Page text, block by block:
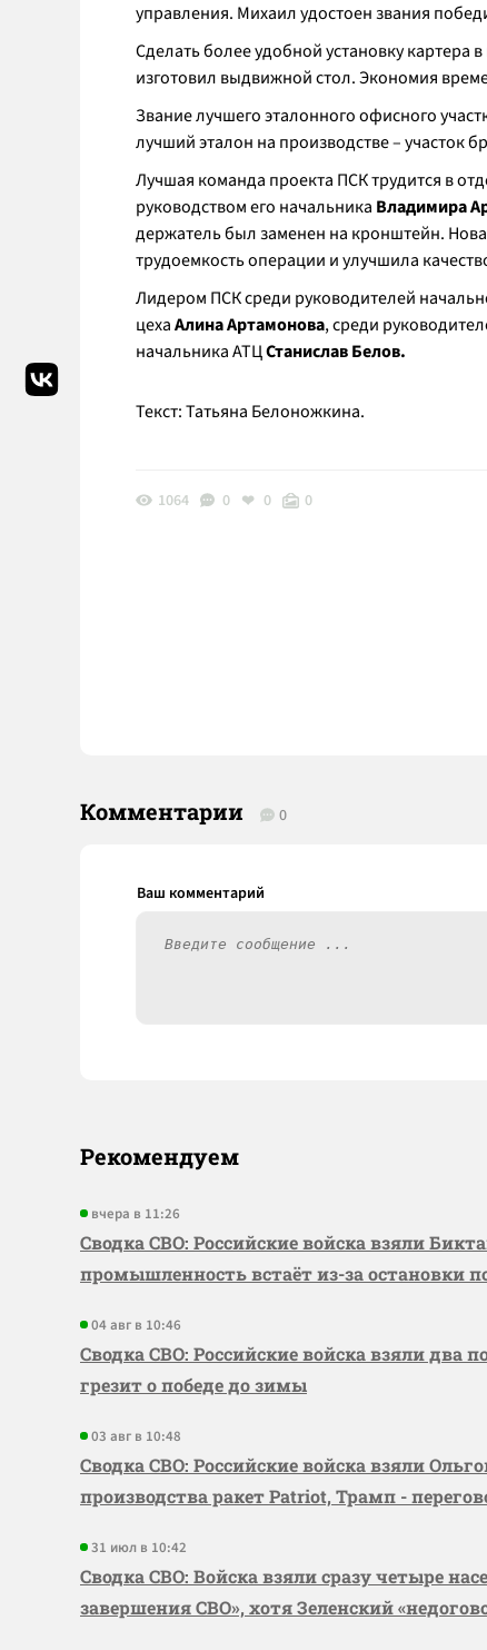
управления. Михаил удостоен звания
Сделать более удобной установку картера
изготовил выдвижной стол. Экономия
Звание лучшего эталонного офисного
лучший эталон на производстве – участок
Лучшая команда проекта ПСК трудится в
руководством его начальника Владимира
держатель был заменен на кронштейн.
трудоемкость операции и улучшила
Лидером ПСК среди руководителей
цехаАлина Артамонова, среди
начальника АТЦСтанислав Белов.
Текст: Татьяна Белоножкина.
1064 0 0 0
Комментарии 0
Рекомендуем
вчера в 11:26
Сводка СВО: Российские войска взяли
промышленность встаёт из-за остановки
04 авг в 10:46
Сводка СВО: Российские войска взяли два
грезит о победе до зимы
03 авг в 10:48
Сводка СВО: Российские войска взяли
производства ракет Patriot, Трамп -
31 июл в 10:42
Сводка СВО: Войска взяли сразу четыре
завершения СВО», хотя Зеленский